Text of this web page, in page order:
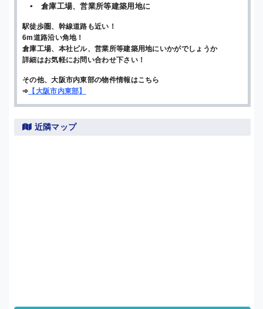
▪ 倉庫工場、営業所等建築用地に
駅徒歩圏、幹線道路も近い！
6m道路沿い角地！
倉庫工場、本社ビル、営業所等建築用地にいかがでしょうか
詳細はお気軽にお問い合わせ下さい！
その他、大阪市内東部の物件情報はこちら
➾ 【大阪市内東部】
近隣マップ